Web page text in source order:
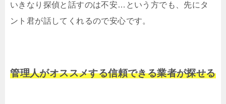
いきなり探偵と話すのは不安…という方でも、先にタ
ント君が話してくれるので安心です。
管理人がオススメする信頼できる業者が探せる